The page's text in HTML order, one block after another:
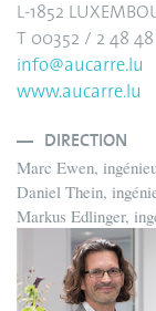
L-1852
T 00352 / 2 48 48
info@aucarre.lu
www.aucarre.lu
DIRECTION
Marc Ewen,
Daniel Thein,
Markus Edlinger,